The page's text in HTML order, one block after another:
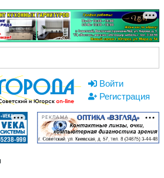
Войти
Регистрация
РЕКЛАМА